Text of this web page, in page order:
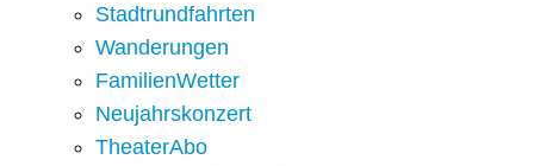
Stadtrundfahrten
Wanderungen
FamilienWetter
Neujahrskonzert
TheaterAbo